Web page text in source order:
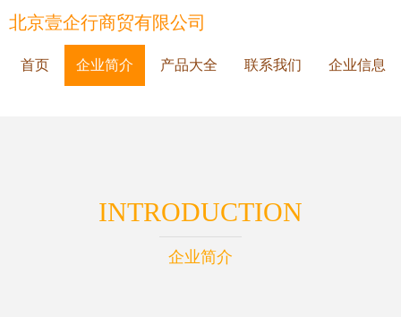
北京壹企行商贸有限公司
首页 企业简介 产品大全 联系我们 企业信息
INTRODUCTION
企业简介